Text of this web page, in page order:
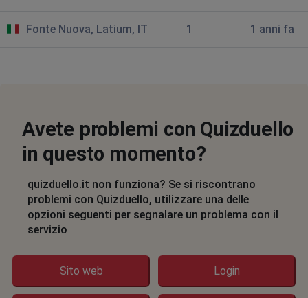
Fonte Nuova, Latium, IT 1 1 anni fa
Avete problemi con Quizduello
in questo momento?
quizduello.it non funziona? Se si riscontrano
problemi con Quizduello, utilizzare una delle
opzioni seguenti per segnalare un problema con il
servizio
Sito web Login